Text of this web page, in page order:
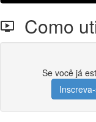
Como
Se você já